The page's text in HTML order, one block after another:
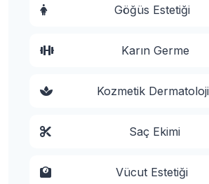
Göğüs Estetiği
Karın Germe
Kozmetik Dermatoloji
Saç Ekimi
Vücut Estetiği